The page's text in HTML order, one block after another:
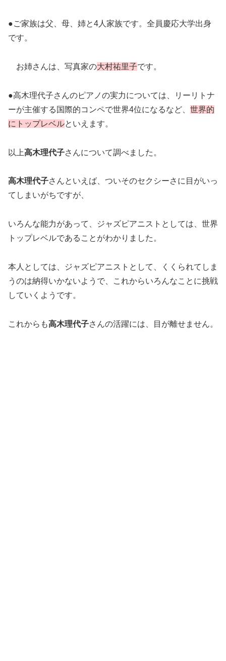
●ご家族は父、母、姉と4人家族です。全員慶応大学出身
です。
お姉さんは、写真家の大村祐里子です。
●高木理代子さんのピアノの実力については、リーリトナ
ーが主催する国際的コンペで世界4位になるなど、 世界的
にトップレベルといえます。
以上高木理代子さんについて調べました。
高木理代子さんといえば、ついそのセクシーさに目がいっ
てしまいがちですが、
いろんな能力があって、ジャズピアニストとしては、世界
トップレベルであることがわかりました。
本人としては、ジャズピアニストとして、くくられてしま
うのは納得いかないようで、これからいろんなことに挑戦
していくようです。
これからも高木理代子さんの活躍には、目が離せません。